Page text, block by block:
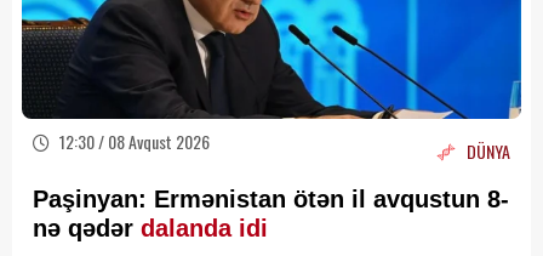
12:30 / 08 Avqust 2026 DÜNYA
Paşinyan: Ermənistan ötən il avqustun 8-
nə qədər dalanda idi